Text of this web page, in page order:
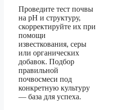
Проведите тест почвы
на pH и структуру,
скорректируйте их при
помощи
известкования, серы
или органических
добавок. Подбор
правильной
почвосмеси под
конкретную культуру
— база для успеха.